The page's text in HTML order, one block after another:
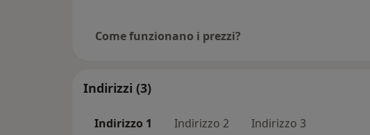
Come funzionano i prezzi?
Indirizzi (3)
Indirizzo 1 Indirizzo 2 Indirizzo 3